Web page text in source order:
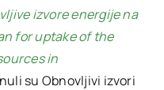
izvore energije na
for uptake of the
in
su Obnovljivi izvori